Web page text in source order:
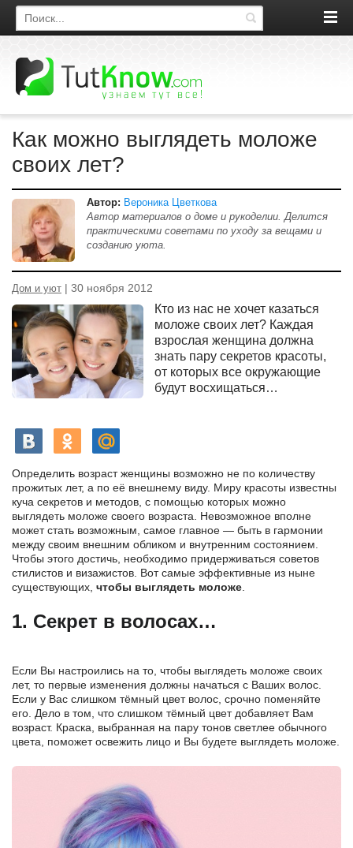
Поиск по сайту
Как можно выглядеть моложе
своих лет?
Автор: Вероника Цветкова
Автор материалов о доме и рукоделии. Делится
практическими советами по уходу за вещами и
созданию уюта.
Дом и уют | 30 ноября 2012
Кто из нас не хочет казаться
моложе своих лет? Каждая
взрослая женщина должна
знать пару секретов красоты,
от которых все окружающие
будут восхищаться…
Определить возраст женщины возможно не по количеству
прожитых лет, а по её внешнему виду. Миру красоты известны
куча секретов и методов, с помощью которых можно
выглядеть моложе своего возраста. Невозможное вполне
может стать возможным, самое главное — быть в гармонии
между своим внешним обликом и внутренним состоянием.
Чтобы этого достичь, необходимо придерживаться советов
стилистов и визажистов. Вот самые эффективные из ныне
существующих, чтобы выглядеть моложе.
1. Секрет в волосах…
Если Вы настроились на то, чтобы выглядеть моложе своих
лет, то первые изменения должны начаться с Ваших волос.
Если у Вас слишком тёмный цвет волос, срочно поменяйте
его. Дело в том, что слишком тёмный цвет добавляет Вам
возраст. Краска, выбранная на пару тонов светлее обычного
цвета, поможет освежить лицо и Вы будете выглядеть моложе.